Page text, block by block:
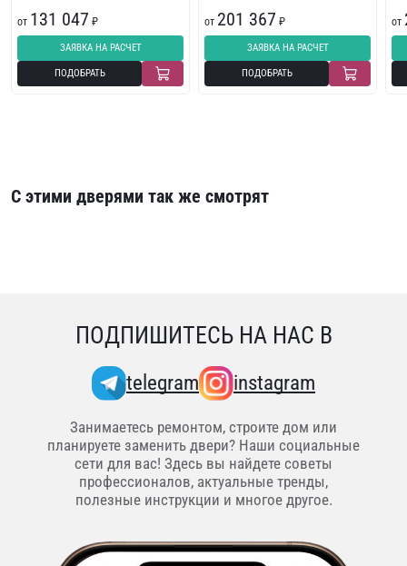
от 131 047 ₽
ЗАЯВКА НА РАСЧЕТ
ПОДОБРАТЬ
от 201 367 ₽
ЗАЯВКА НА РАСЧЕТ
ПОДОБРАТЬ
от
С этими дверями так же смотрят
ПОДПИШИТЕСЬ НА НАС В
telegram instagram
Занимаетесь ремонтом, строите дом или
планируете заменить двери? Наши социальные
сети для вас! Здесь вы найдете советы
профессионалов, актуальные тренды,
полезные инструкции и многое другое.